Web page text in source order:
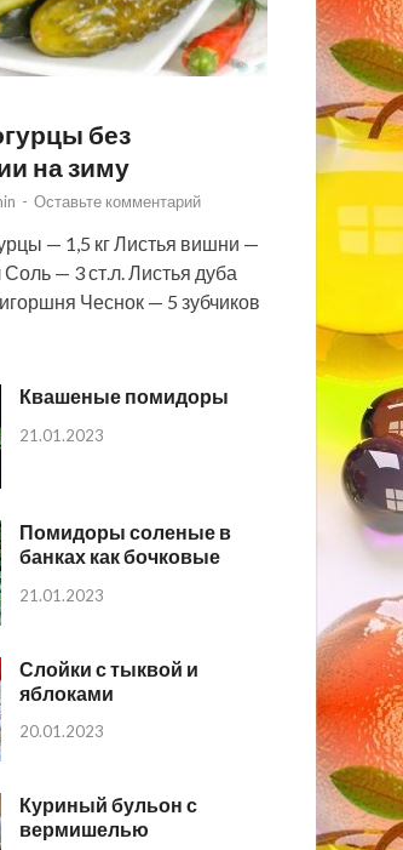
без
на зиму
- Оставьте комментарий
— 1,5 кг Листья вишни —
— 3 ст.л. Листья дуба
Чеснок — 5 зубчиков
Квашеные помидоры
21.01.2023
Помидоры соленые в
банках как бочковые
21.01.2023
Слойки с тыквой и
яблоками
20.01.2023
Куриный бульон с
вермишелью